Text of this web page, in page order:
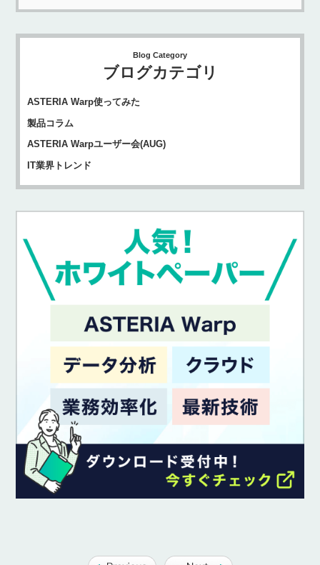
Blog Category
ブログカテゴリ
ASTERIA Warp使ってみた
製品コラム
ASTERIA Warpユーザー会(AUG)
IT業界トレンド